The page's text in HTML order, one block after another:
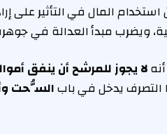
المال في التأثير على
ويضرب مبدأ العدالة في
لا يجوز للمرشح أن ينفق
التصرف يدخل في بابالسُّحت